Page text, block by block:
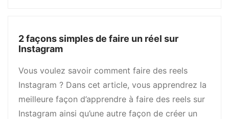
2 façons simples de faire un réel sur
Instagram
Vous voulez savoir comment faire des reels
Instagram ? Dans cet article, vous apprendrez la
meilleure façon d’apprendre à faire des reels sur
Instagram ainsi qu’une autre façon de créer un